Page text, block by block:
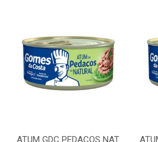
ATUM GDC PEDACOS NAT.